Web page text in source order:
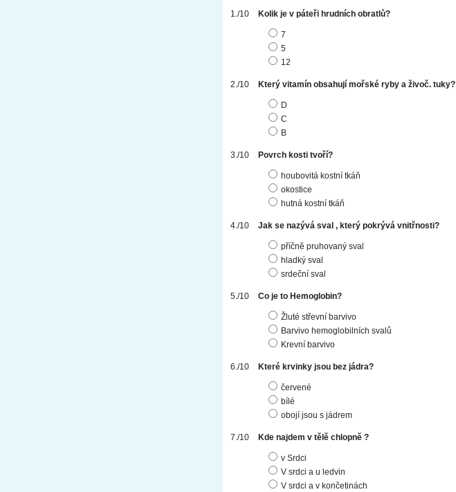
Kolik je v páteři hrudních obratlů?
7
5
12
Který vitamín obsahují mořské ryby a živoč. tuky?
D
C
B
Povrch kosti tvoří?
houbovitá kostní tkáň
okostice
hutná kostní tkáň
Jak se nazývá sval , který pokrývá vnitřnosti?
příčně pruhovaný sval
hladký sval
srdeční sval
Co je to Hemoglobin?
Žluté střevní barvivo
Barvivo hemoglobilních svalů
Krevní barvivo
Které krvinky jsou bez jádra?
červené
bílé
obojí jsou s jádrem
Kde najdem v tělě chlopně ?
v Srdci
V srdci a u ledvin
V srdci a v končetinách